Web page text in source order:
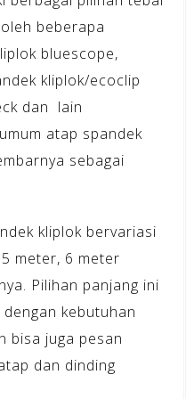
beberapa
bluescope,
kliplok/ecoclip
dan lain
atap spandek
sebagai
kliplok bervariasi
meter, 6 meter
Pilihan panjang ini
kebutuhan
bisa juga pesan
dan dinding